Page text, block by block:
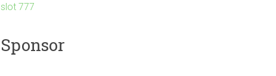
slot 777
Sponsor